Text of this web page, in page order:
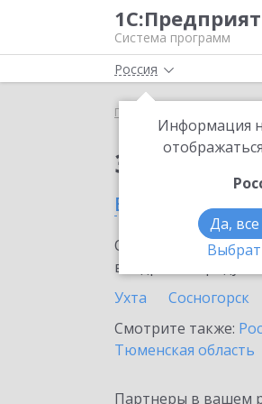
Система программ
Россия
Информация
Да,
Главная
Заказать
в
Ознакомьтесь с
внедрение продукта.
Ухта
Сосногорск
Смотрите также:
Тюменская область
Партнеры в вашем